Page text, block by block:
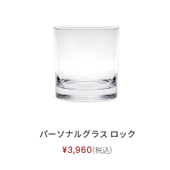
パーソナルグラス ロック
3,960